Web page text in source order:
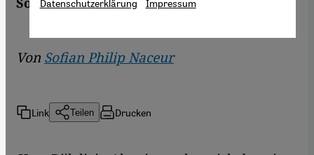
Von Sofian Philip Naceur
Link Teilen Drucken
Datenschutzerklärung Impressum